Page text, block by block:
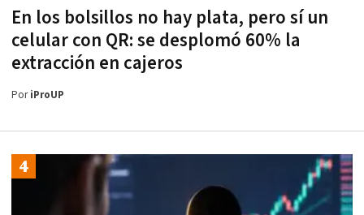
En los bolsillos no hay plata, pero sí un
celular con QR: se desplomó 60% la
extracción en cajeros
PoriProUP